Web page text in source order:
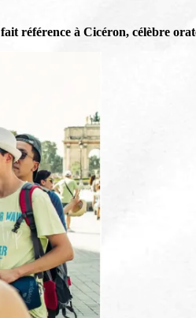
référence à Cicéron, célèbre